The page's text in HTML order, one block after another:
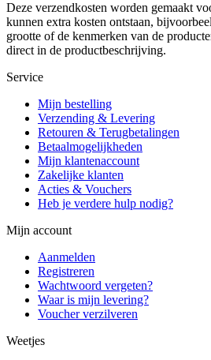
Deze verzendkosten worden gemaakt
kunnen extra kosten ontstaan,
grootte of de kenmerken van de
direct in de productbeschrijving.
Service
Mijn bestelling
Verzending & Levering
Retouren & Terugbetalingen
Betaalmogelijkheden
Mijn klantenaccount
Zakelijke klanten
Acties & Vouchers
Heb je verdere hulp nodig?
Mijn account
Aanmelden
Registreren
Wachtwoord vergeten?
Waar is mijn levering?
Voucher verzilveren
Weetjes